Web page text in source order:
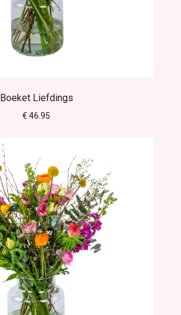
Boeket Liefdings
€ 46.95